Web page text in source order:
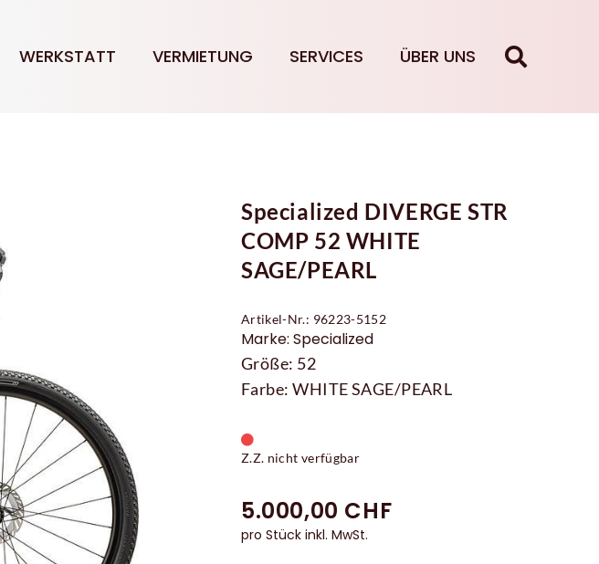
WERKSTATT VERMIETUNG SERVICES ÜBER UNS
Specialized DIVERGE STR
COMP 52 WHITE
SAGE/PEARL
Artikel-Nr.: 96223-5152
Marke: Specialized
Größe: 52
Farbe: WHITE SAGE/PEARL
Z.Z. nicht verfügbar
5.000,00 CHF
pro Stück inkl. MwSt.